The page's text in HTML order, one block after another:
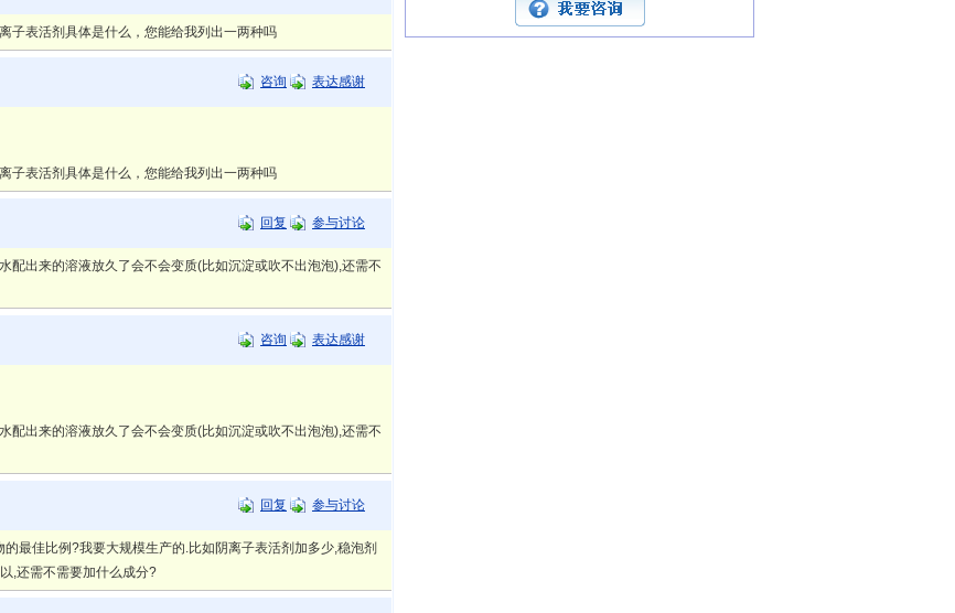
子表活剂具体是什么，您能给我列出一两种吗
咨询 表达感谢
子表活剂具体是什么，您能给我列出一两种吗
回复 参与讨论
出来的溶液放久了会不会变质(比如沉淀或吹不出泡泡),还需不
咨询 表达感谢
出来的溶液放久了会不会变质(比如沉淀或吹不出泡泡),还需不
回复 参与讨论
最佳比例?我要大规模生产的.比如阴离子表活剂加多少,稳泡剂
,还需不需要加什么成分?